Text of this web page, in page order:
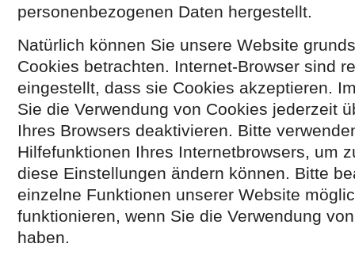
personenbezogenen Daten hergestellt.
Natürlich können Sie unsere Website
Cookies betrachten. Internet-Browser sind
eingestellt, dass sie Cookies akzeptieren.
Sie die Verwendung von Cookies jederzeit
Ihres Browsers deaktivieren. Bitte
Hilfefunktionen Ihres Internetbrowsers, um
diese Einstellungen ändern können. Bitte
einzelne Funktionen unserer Website
funktionieren, wenn Sie die Verwendung
haben.